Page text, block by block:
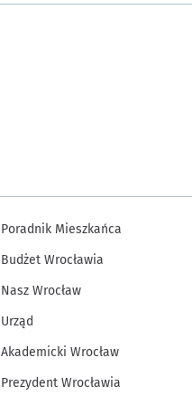
Poradnik Mieszkańca
Budżet Wrocławia
Nasz Wrocław
Urząd
Akademicki Wrocław
Prezydent Wrocławia